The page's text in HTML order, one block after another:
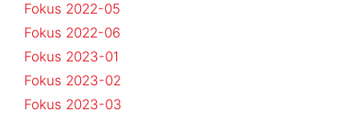
Fokus 2022-05
Fokus 2022-06
Fokus 2023-01
Fokus 2023-02
Fokus 2023-03